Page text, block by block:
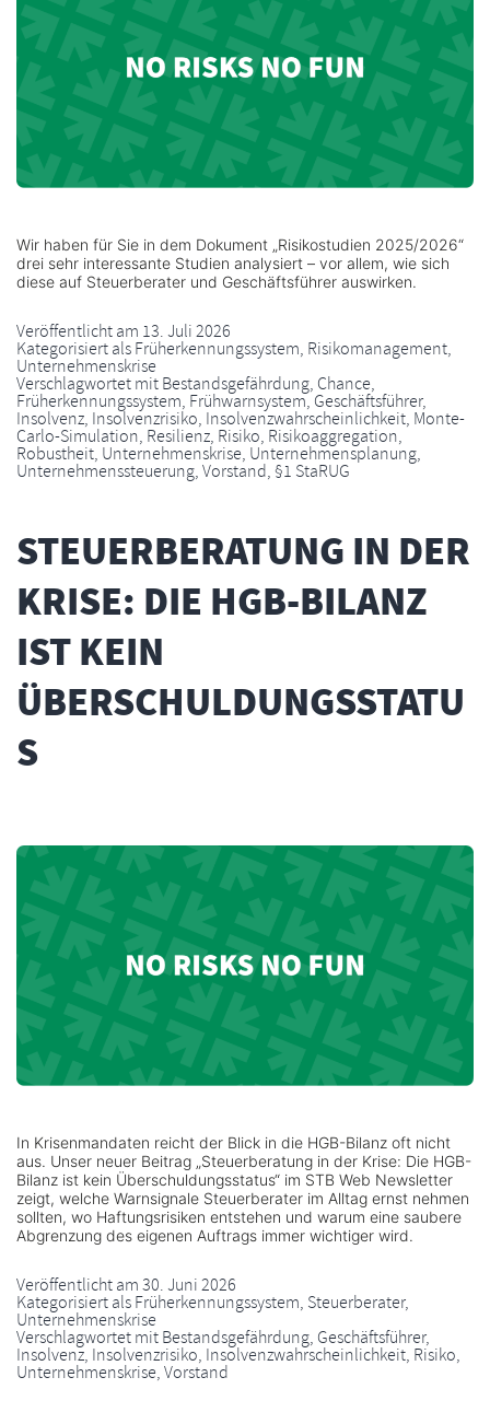
Wir haben für Sie in dem Dokument „Risikostudien 2025/2026“
drei sehr interessante Studien analysiert – vor allem, wie sich
diese auf Steuerberater und Geschäftsführer auswirken.
Veröffentlicht am 13. Juli 2026
Kategorisiert alsFrüherkennungssystem, Risikomanagement,
Unternehmenskrise
Verschlagwortet mitBestandsgefährdung, Chance,
Früherkennungssystem, Frühwarnsystem, Geschäftsführer,
Insolvenz, Insolvenzrisiko, Insolvenzwahrscheinlichkeit, Monte-
Carlo-Simulation, Resilienz, Risiko, Risikoaggregation,
Robustheit, Unternehmenskrise, Unternehmensplanung,
Unternehmenssteuerung,Vorstand,§1 StaRUG
STEUERBERATUNG IN DER
KRISE: DIE HGB-BILANZ
IST KEIN
ÜBERSCHULDUNGSSTATU
S
In Krisenmandaten reicht der Blick in die HGB-Bilanz oft nicht
aus. Unser neuer Beitrag „Steuerberatung in der Krise: Die HGB-
Bilanz ist kein Überschuldungsstatus“ im STB Web Newsletter
zeigt, welche Warnsignale Steuerberater im Alltag ernst nehmen
sollten, wo Haftungsrisiken entstehen und warum eine saubere
Abgrenzung des eigenen Auftrags immer wichtiger wird.
Veröffentlicht am30. Juni 2026
Kategorisiert alsFrüherkennungssystem, Steuerberater,
Unternehmenskrise
Verschlagwortet mitBestandsgefährdung, Geschäftsführer,
Insolvenz, Insolvenzrisiko, Insolvenzwahrscheinlichkeit, Risiko,
Unternehmenskrise,Vorstand